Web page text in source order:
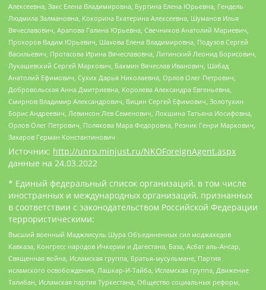
Алексеевна, Закс Елена Владимировна, Буртина Елена Юрьевна, Гендель
Людмила Залмановна, Кокорина Екатерина Алексеевна, Шуманов Илья
Вячеславович, Арапова Галина Юрьевна, Свечников Анатолий Мариевич,
Прохоров Вадим Юрьевич, Шахова Елена Владимировна, Подузов Сергей
Васильевич, Протасова Ирина Вячеславовна, Литинский Леонид Борисович,
Лукашевский Сергей Маркович, Бахмин Вячеслав Иванович, Шабад
Анатолий Ефимович, Сухих Дарья Николаевна, Орлов Олег Петрович,
Добровольская Анна Дмитриевна, Королева Александра Евгеньевна,
Смирнов Владимир Александрович, Вицин Сергей Ефимович, Золотухин
Борис Андреевич, Левинсон Лев Семенович, Локшина Татьяна Иосифовна,
Орлов Олег Петрович, Полякова Мара Федоровна, Резник Генри Маркович,
Захаров Герман Константинович
Источник: http://unro.minjust.ru/NKOForeignAgent.aspx
данные на 24.03.2022
* Единый федеральный список организаций, в том числе
иностранных и международных организаций, признанных
в соответствии с законодательством Российской Федерации
террористическими:
Высший военный Маджлисуль Шура Объединенных сил моджахедов
Кавказа, Конгресс народов Ичкерии и Дагестана, База, Асбат аль-Ансар,
Священная война, Исламская группа, Братья-мусульмане, Партия
исламского освобождения, Лашкар-И-Тайба, Исламская группа, Движение
Талибан, Исламская партия Туркестана, Общество социальных реформ,